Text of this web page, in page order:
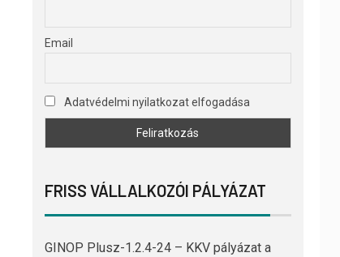
Email
Adatvédelmi nyilatkozat elfogadása
FRISS VÁLLALKOZÓI PÁLYÁZAT
GINOP Plusz-1.2.4-24 – KKV pályázat a